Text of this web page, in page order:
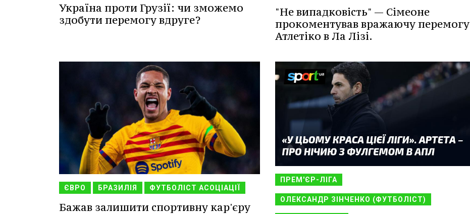
Україна проти Грузії: чи зможемо
здобути перемогу вдруге?
"Не випадковість" — Сімеоне
прокоментував вражаючу перемогу
Атлетіко в Ла Лізі.
ЄВРО БРАЗИЛІЯ ФУТБОЛІСТ АСОЦІАЦІЇ
Бажав залишити спортивну кар'єру
ПРЕМ'ЄР-ЛІГА
ОЛЕКСАНДР ЗІНЧЕНКО (ФУТБОЛІСТ)